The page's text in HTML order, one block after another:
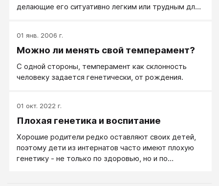
делающие его ситуативно легким или трудным для
01 янв. 2006 г.
Можно ли менять свой темперамент?
С одной стороны, темперамент как склонность
человеку задается генетически, от рождения.
01 окт. 2022 г.
Плохая генетика и воспитание
Хорошие родители редко оставляют своих детей,
поэтому дети из интернатов часто имеют плохую
генетику - не только по здоровью, но и по